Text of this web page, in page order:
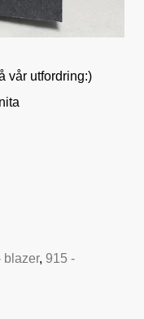
vår utfordring:)
blazer, 915 -